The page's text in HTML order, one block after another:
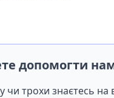
допомогти
чи трохи знаєтесь